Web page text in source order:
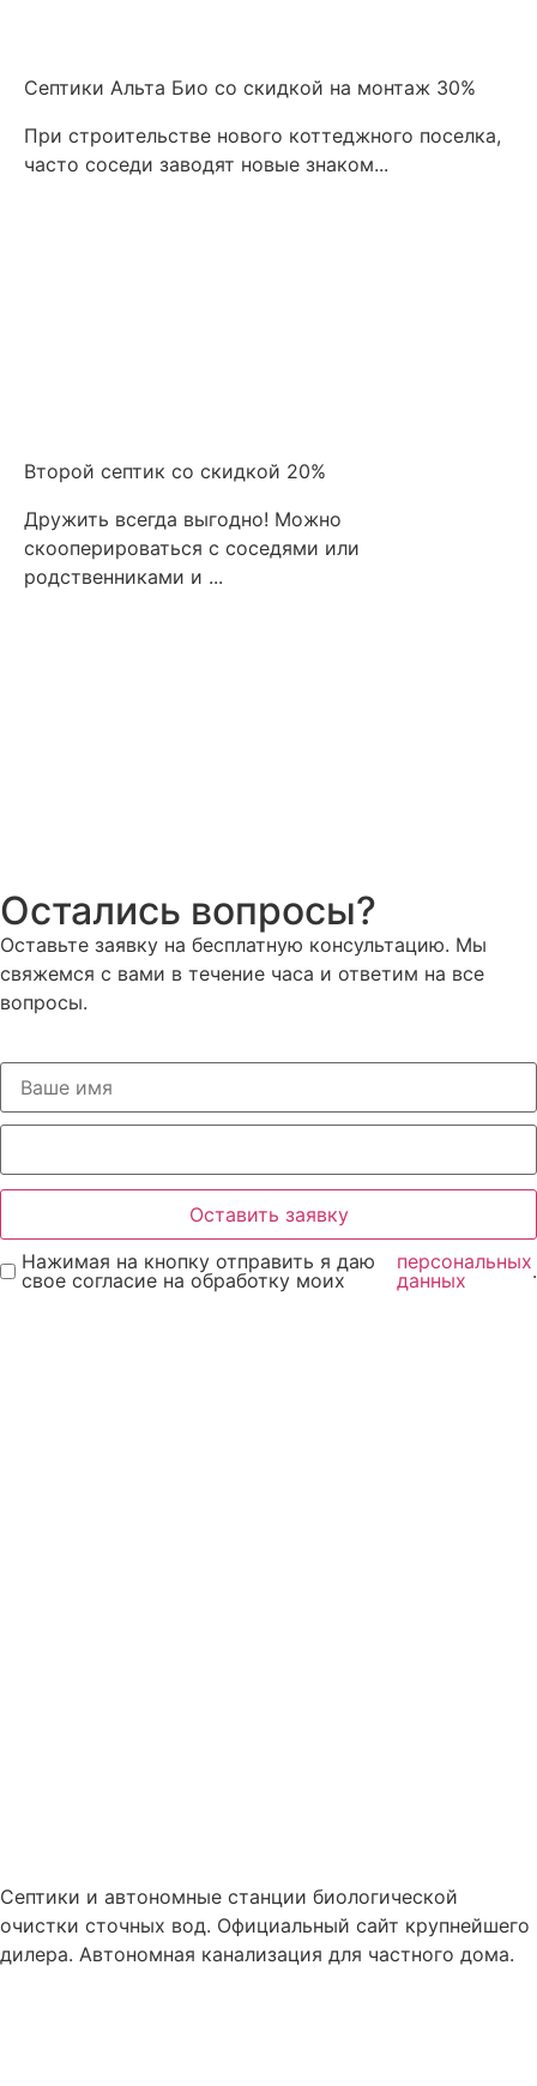
Септики Альта Био со скидкой на монтаж 30%
При строительстве нового коттеджного поселка,
часто соседи заводят новые знаком...
Второй септик со скидкой 20%
Дружить всегда выгодно! Можно
скооперироваться с соседями или
родственниками и ...
Остались вопросы?
Оставьте заявку на бесплатную консультацию. Мы
свяжемся с вами в течение часа и ответим на все
вопросы.
Оставить заявку
Нажимая на кнопку отправить я даю
свое согласие на обработку моих
персональных
данных
.
Cептики и автономные станции биологической
очистки сточных вод. Официальный сайт крупнейшего
дилера. Автономная канализация для частного дома.